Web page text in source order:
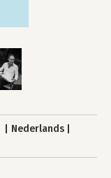
Nederlands